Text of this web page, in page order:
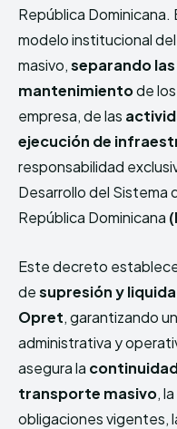
República Dominicana.
modelo institucional
masivo,separando
mantenimientode
empresa, de las
ejecución de
responsabilidad
Desarrollo del Sistema
República Dominicana
Este decreto
desupresión y
Opret, garantizando
administrativa y
asegura la
transporte masivo,
obligaciones vigentes,